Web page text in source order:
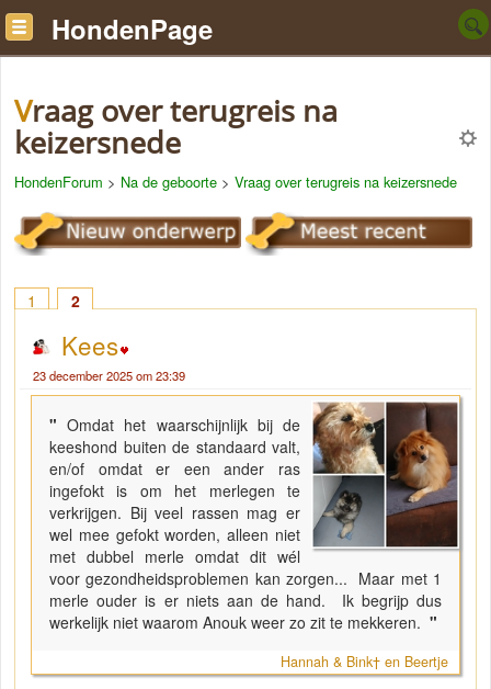
HondenPage
Vraag over terugreis na
keizersnede
HondenForum > Na de geboorte > Vraag over terugreis na keizersnede
1 2
Kees
23 december 2025 om 23:39
"Omdat het waarschijnlijk bij de
keeshond buiten de standaard valt,
en/of omdat er een ander ras
ingefokt is om het merlegen te
verkrijgen. Bij veel rassen mag er
wel mee gefokt worden, alleen niet
met dubbel merle omdat dit wél
voor gezondheidsproblemen kan zorgen... Maar met 1
merle ouder is er niets aan de hand. Ik begrijp dus
werkelijk niet waarom Anouk weer zo zit te mekkeren. "
Hannah & Bink† en Beertje